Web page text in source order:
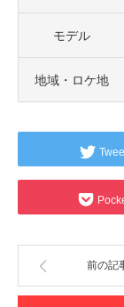
モデル
地域・ロケ地
前の記